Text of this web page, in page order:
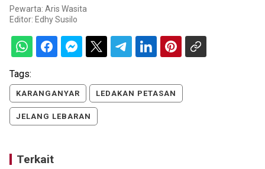
Pewarta: Aris Wasita
Editor: Edhy Susilo
Tags:
KARANGANYAR LEDAKAN PETASAN
JELANG LEBARAN
Terkait